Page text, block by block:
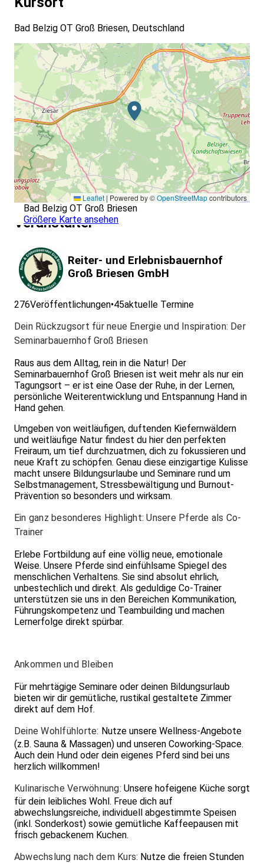
Bad Belzig OT Groß Briesen, Deutschland
Leaflet | Powered by ©OpenStreetMapcontributors
Bad Belzig OT Groß Briesen
Größere Karte ansehen
Veranstalter
Reiter- und Erlebnisbauernhof
Groß Briesen GmbH
276Veröffentlichungen•45aktuelle Termine
Dein Rückzugsort für neue Energie und Inspiration: Der
Seminarbauernhof Groß Briesen
Raus aus dem Alltag, rein in die Natur! Der
Seminarbauernhof Groß Briesen ist weit mehr als nur ein
Tagungsort – er ist eine Oase der Ruhe, in der Lernen,
persönliche Weiterentwicklung und Entspannung Hand in
Hand gehen.
Umgeben von weitläufigen, duftenden Kiefernwäldern
und weitläufige Natur findest du hier den perfekten
Freiraum, um tief durchzuatmen, dich zu fokussieren und
neue Kraft zu schöpfen. Genau diese einzigartige Kulisse
macht unsere Bildungsurlaube und Seminare rund um
Selbstmanagement, Stressbewältigung und Burnout-
Prävention so besonders und wirksam.
Ein ganz besonderes Highlight: Unsere Pferde als Co-
Trainer
Erlebe Fortbildung auf eine völlig neue, emotionale
Weise. Unsere Pferde sind einfühlsame Spiegel des
menschlichen Verhaltens. Sie sind absolut ehrlich,
unbestechlich und direkt. Als geduldige Co-Trainer
unterstützen sie uns in den Bereichen Kommunikation,
Führungskompetenz und Teambuilding und machen
Lernerfolge direkt spürbar.
Ankommen und Bleiben
Für mehrtägige Seminare oder deinen Bildungsurlaub
bieten wir dir gemütliche, rustikal gestaltete Zimmer
direkt auf dem Hof.
Deine Wohlfühlorte: Nutze unsere Wellness-Angebote
(z.B. Sauna & Massagen) und unseren Coworking-Space.
Auch dein Hund oder dein eigenes Pferd sind bei uns
herzlich willkommen!
Kulinarische Verwöhnung: Unsere hofeigene Küche sorgt
für dein leibliches Wohl. Freue dich auf
abwechslungsreiche, individuell abgestimmte Speisen
(inkl. Sonderkost) sowie gemütliche Kaffeepausen mit
frisch gebackenem Kuchen.
Abwechslung nach dem Kurs: Nutze die freien Stunden